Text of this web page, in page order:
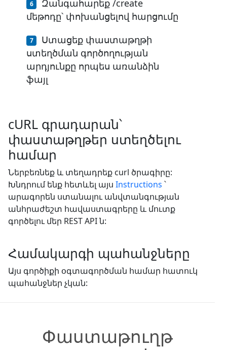
Զանգահարեք /create
մեթոդը՝ փոխանցելով հարցումը
Ստացեք փաստաթղթի
ստեղծման գործողության
արդյունքը որպես առանձին
ֆայլ
cURL գրադարան՝
փաստաթղթեր ստեղծելու
համար
Ներբեռնեք և տեղադրեք curl ծրագիրը:
Խնդրում ենք հետևել այս Instructions ՝
արագորեն ստանալու անվտանգության
անհրաժեշտ հավաստագրերը և մուտք
գործելու մեր REST API ն:
Համակարգի պահանջները
Այս գործիքի օգտագործման համար հատուկ
պահանջներ չկան:
Փաստաթուղթ